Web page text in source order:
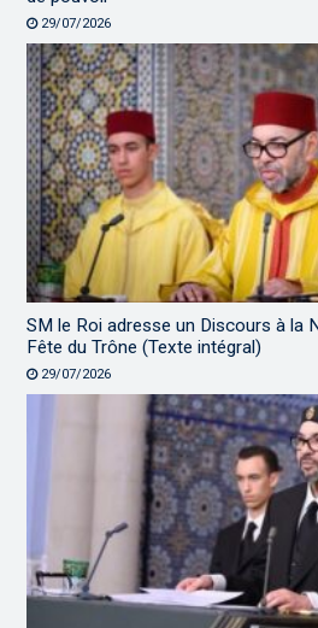
29/07/2026
SM le Roi adresse un Discours à la
Fête du Trône (Texte intégral)
29/07/2026